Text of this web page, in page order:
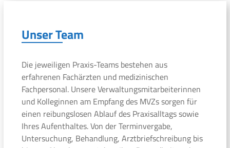
Unser Team
Die jeweiligen Praxis-Teams bestehen aus
erfahrenen Fachärzten und medizinischen
Fachpersonal. Unsere Verwaltungsmitarbeiterinnen
und Kolleginnen am Empfang des MVZs sorgen für
einen reibungslosen Ablauf des Praxisalltags sowie
Ihres Aufenthaltes. Von der Terminvergabe,
Untersuchung, Behandlung, Arztbriefschreibung bis